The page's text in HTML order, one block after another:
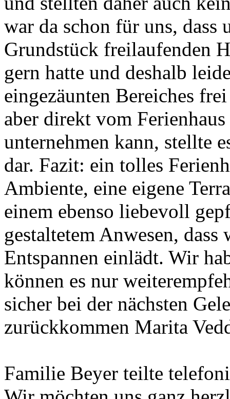
war da schon für uns, dass
Grundstück freilaufenden
gern hatte und deshalb
eingezäunten Bereiches
aber direkt vom
unternehmen kann, stellte
dar. Fazit: ein tolles
Ambiente, eine eigene
einem ebenso liebevoll
gestaltetem Anwesen,
Entspannen einlädt. Wir
können es nur
sicher bei der nächsten
zurückkommen Marita
Familie Beyer teilte